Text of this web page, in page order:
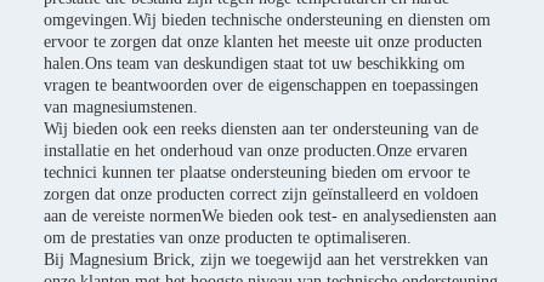
omgevingen.Wij bieden technische ondersteuning en diensten om
ervoor te zorgen dat onze klanten het meeste uit onze producten
halen.Ons team van deskundigen staat tot uw beschikking om
vragen te beantwoorden over de eigenschappen en toepassingen
van magnesiumstenen.
Wij bieden ook een reeks diensten aan ter ondersteuning van de
installatie en het onderhoud van onze producten.Onze ervaren
technici kunnen ter plaatse ondersteuning bieden om ervoor te
zorgen dat onze producten correct zijn geïnstalleerd en voldoen
aan de vereiste normenWe bieden ook test- en analysediensten aan
om de prestaties van onze producten te optimaliseren.
Bij Magnesium Brick, zijn we toegewijd aan het verstrekken van